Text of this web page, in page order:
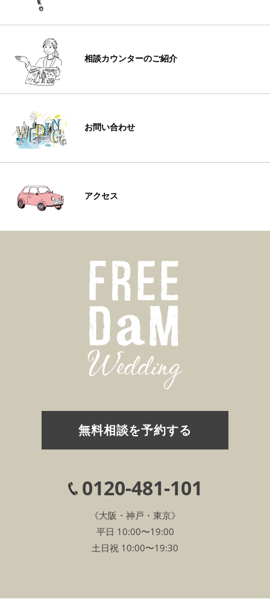
相談カウンターのご紹介
お問い合わせ
アクセス
無料相談を予約する
0120-481-101
《大阪・神戸・東京》
平日 10:00〜19:00
土日祝 10:00〜19:30